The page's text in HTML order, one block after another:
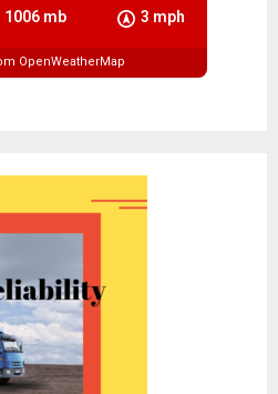
1006 mb 3 mph
OpenWeatherMap